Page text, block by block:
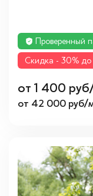
Проверенный
Cкидка - 30% до
от 1 400
от 42 000 руб/